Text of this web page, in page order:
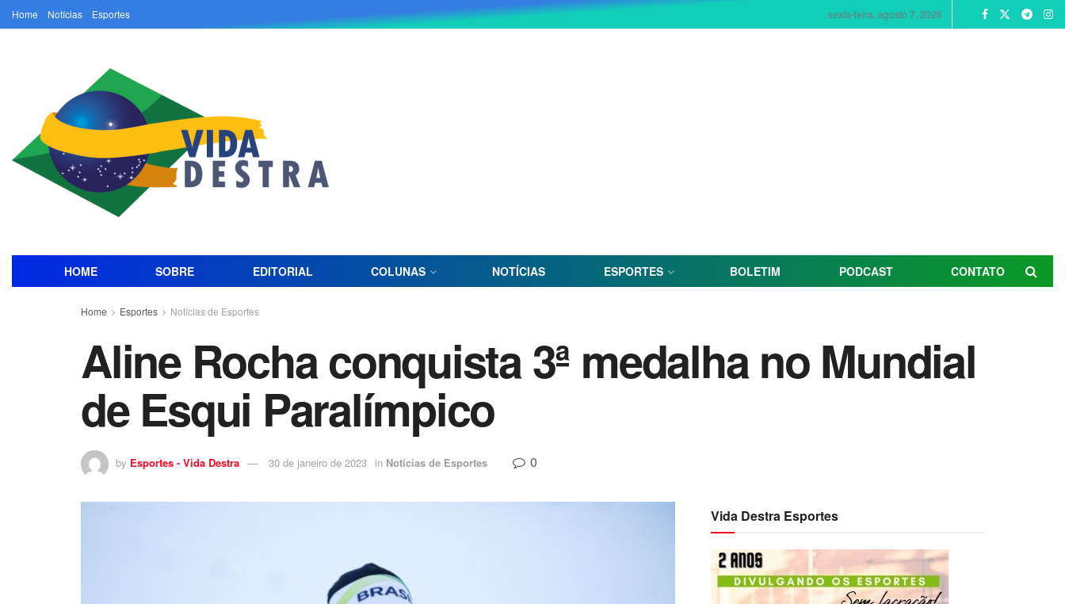
Home Notícias Esportes sexta-feira, agosto 7, 2026
HOME SOBRE EDITORIAL COLUNAS NOTÍCIAS ESPORTES BOLETIM PODCAST CONTATO
Home Esportes Notícias de Esportes
Aline Rocha conquista 3ª medalha no Mundial
de Esqui Paralímpico
by Esportes - Vida Destra 30 de janeiro de 2023 in Notícias de Esportes 0
Vida Destra Esportes